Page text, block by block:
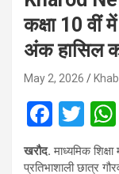
कक्षा 10 वीं
अंक हासिल
May 2, 2026
F
a
ce
T
wi
tt
खरौद. माध्यमिक
प्रतिभाशाली छात्र